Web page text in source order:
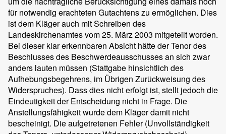
für notwendig erachteten Gutachtens zu ermöglichen. Dies
ist dem Kläger auch mit Schreiben des
Landeskirchenamtes vom 25. März 2003 mitgeteilt worden.
Bei dieser klar erkennbaren Absicht hätte der Tenor des
Beschlusses des Beschwerdeausschusses an sich zwar
anders lauten müssen (Stattgabe hinsichtlich des
Aufhebungsbegehrens, im Übrigen Zurückweisung des
Widerspruches). Dass dies nicht erfolgt ist, stellt jedoch die
Eindeutigkeit der Entscheidung nicht in Frage. Die
Anstellungsfähigkeit wurde dem Kläger damit nicht
bescheinigt. Die aufgetretenen Fehler (Unvollständigkeit